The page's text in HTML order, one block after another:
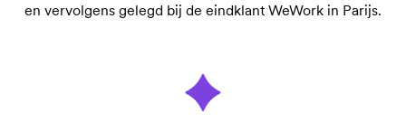
en vervolgens gelegd bij de eindklant WeWork in Parijs.